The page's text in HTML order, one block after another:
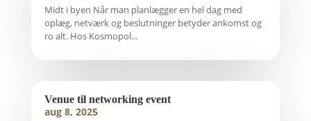
Midt i byen Når man planlægger en hel dag med
oplæg, netværk og beslutninger betyder ankomst og
ro alt. Hos Kosmopol...
Venue til networking event
aug 8, 2025